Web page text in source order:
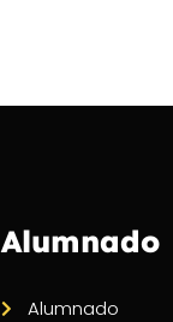
Alumnado
Alumnado